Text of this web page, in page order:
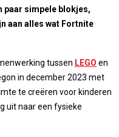
paar simpele blokjes,
aan alles wat Fortnite
tussen LEGO en
in december 2023 met
te creëren voor kinderen
uit naar een fysieke